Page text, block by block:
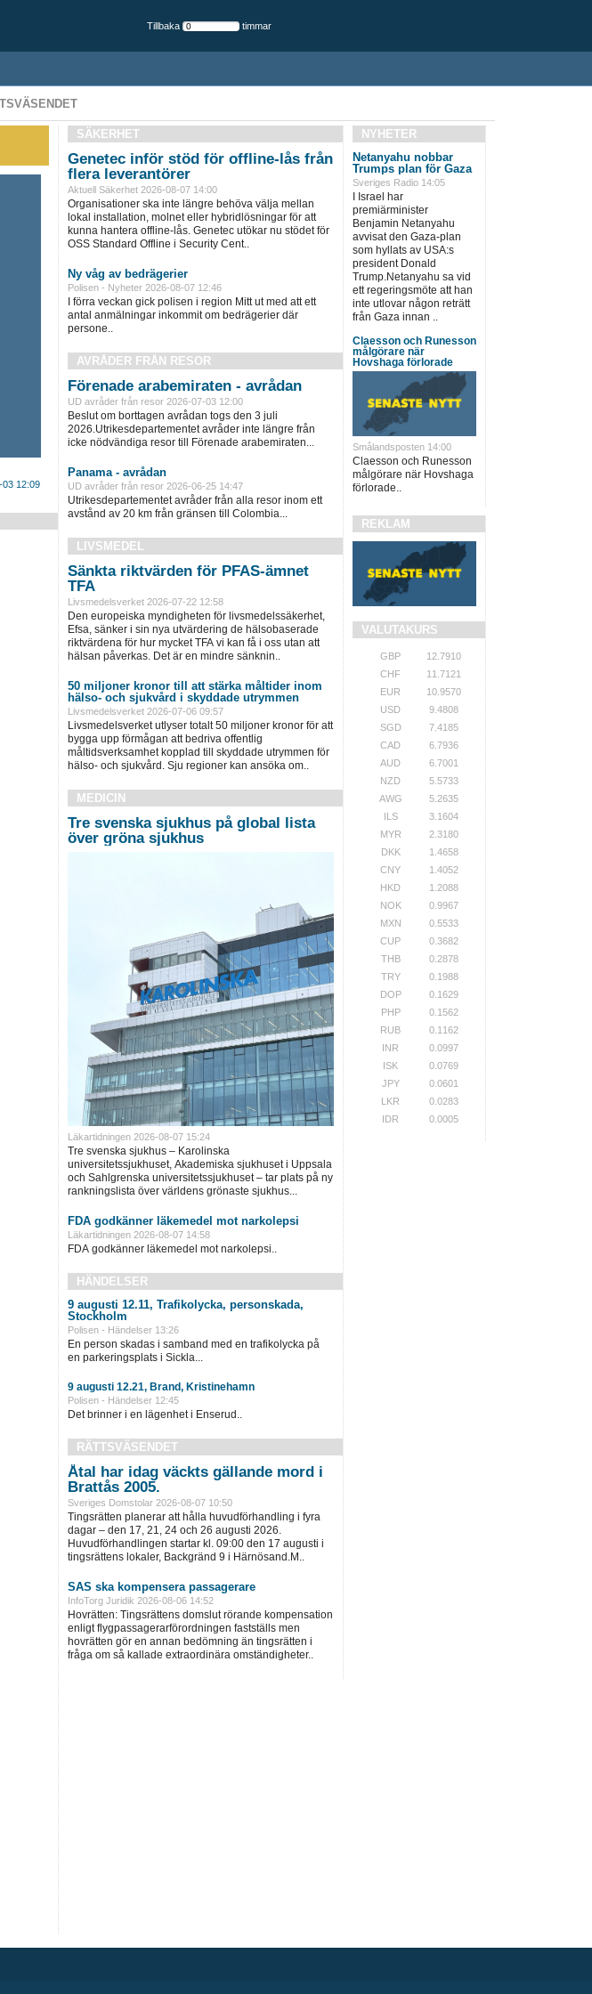
Tillbaka timmar
12:09
SÄKERHET
Genetec inför stöd för offline-lås från
flera leverantörer
Aktuell Säkerhet 2026-08-07 14:00
Organisationer ska inte längre behöva välja mellan
lokal installation, molnet eller hybridlösningar för att
kunna hantera offline-lås. Genetec utökar nu stödet för
OSS Standard Offline i Security Cent..
Ny våg av bedrägerier
Polisen - Nyheter 2026-08-07 12:46
I förra veckan gick polisen i region Mitt ut med att ett
antal anmälningar inkommit om bedrägerier där
persone..
AVRÅDER FRÅN RESOR
Förenade arabemiraten - avrådan
UD avråder från resor 2026-07-03 12:00
Beslut om borttagen avrådan togs den 3 juli
2026.Utrikesdepartementet avråder inte längre från
icke nödvändiga resor till Förenade arabemiraten...
Panama - avrådan
UD avråder från resor 2026-06-25 14:47
Utrikesdepartementet avråder från alla resor inom ett
avstånd av 20 km från gränsen till Colombia...
LIVSMEDEL
Sänkta riktvärden för PFAS-ämnet
TFA
Livsmedelsverket 2026-07-22 12:58
Den europeiska myndigheten för livsmedelssäkerhet,
Efsa, sänker i sin nya utvärdering de hälsobaserade
riktvärdena för hur mycket TFA vi kan få i oss utan att
hälsan påverkas. Det är en mindre sänknin..
50 miljoner kronor till att stärka måltider inom
hälso- och sjukvård i skyddade utrymmen
Livsmedelsverket 2026-07-06 09:57
Livsmedelsverket utlyser totalt 50 miljoner kronor för att
bygga upp förmågan att bedriva offentlig
måltidsverksamhet kopplad till skyddade utrymmen för
hälso- och sjukvård. Sju regioner kan ansöka om..
MEDICIN
Tre svenska sjukhus på global lista
över gröna sjukhus
Läkartidningen 2026-08-07 15:24
Tre svenska sjukhus – Karolinska
universitetssjukhuset, Akademiska sjukhuset i Uppsala
och Sahlgrenska universitetssjukhuset – tar plats på ny
rankningslista över världens grönaste sjukhus...
FDA godkänner läkemedel mot narkolepsi
Läkartidningen 2026-08-07 14:58
FDA godkänner läkemedel mot narkolepsi..
HÄNDELSER
9 augusti 12.11, Trafikolycka, personskada,
Stockholm
Polisen - Händelser 13:26
En person skadas i samband med en trafikolycka på
en parkeringsplats i Sickla...
9 augusti 12.21, Brand, Kristinehamn
Polisen - Händelser 12:45
Det brinner i en lägenhet i Enserud..
RÄTTSVÄSENDET
Åtal har idag väckts gällande mord i
Brattås 2005.
Sveriges Domstolar 2026-08-07 10:50
Tingsrätten planerar att hålla huvudförhandling i fyra
dagar – den 17, 21, 24 och 26 augusti 2026.
Huvudförhandlingen startar kl. 09:00 den 17 augusti i
tingsrättens lokaler, Backgränd 9 i Härnösand.M..
SAS ska kompensera passagerare
InfoTorg Juridik 2026-08-06 14:52
Hovrätten: Tingsrättens domslut rörande kompensation
enligt flygpassagerarförordningen fastställs men
hovrätten gör en annan bedömning än tingsrätten i
fråga om så kallade extraordinära omständigheter..
NYHETER
Netanyahu nobbar
Trumps plan för Gaza
Sveriges Radio 14:05
I Israel har
premiärminister
Benjamin Netanyahu
avvisat den Gaza-plan
som hyllats av USA:s
president Donald
Trump.Netanyahu sa vid
ett regeringsmöte att han
inte utlovar någon reträtt
från Gaza innan ..
Claesson och Runesson
målgörare när
Hovshaga förlorade
Smålandsposten 14:00
Claesson och Runesson
målgörare när Hovshaga
förlorade..
REKLAM
VALUTAKURS
GBP
12.7910
CHF
11.7121
EUR
10.9570
USD
9.4808
SGD
7.4185
CAD
6.7936
AUD
6.7001
NZD
5.5733
AWG
5.2635
ILS
3.1604
MYR
2.3180
DKK
1.4658
CNY
1.4052
HKD
1.2088
NOK
0.9967
MXN
0.5533
CUP
0.3682
THB
0.2878
TRY
0.1988
DOP
0.1629
PHP
0.1562
RUB
0.1162
INR
0.0997
ISK
0.0769
JPY
0.0601
LKR
0.0283
IDR
0.0005